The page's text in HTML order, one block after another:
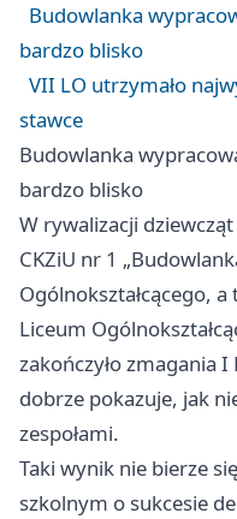
Budowlanka
bardzo blisko
VII LO utrzymało
stawce
Budowlanka
bardzo blisko
W rywalizacji
CKZiU nr 1
Ogólnokształcącego,
Liceum
zakończyło zmagania
dobrze pokazuje, jak
zespołami.
Taki wynik nie bierze
szkolnym o sukcesie